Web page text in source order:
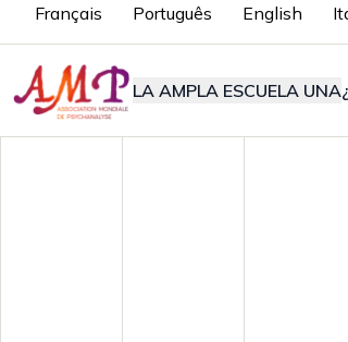
Français Português English
LA AMPLA ESCUELA UNA